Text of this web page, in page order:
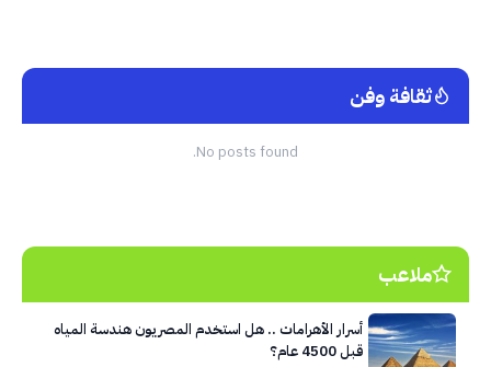
ثقافة وفن
No posts found.
ملاعب
أسرار الأهرامات .. هل استخدم المصريون هندسة المياه
قبل 4500 عام؟